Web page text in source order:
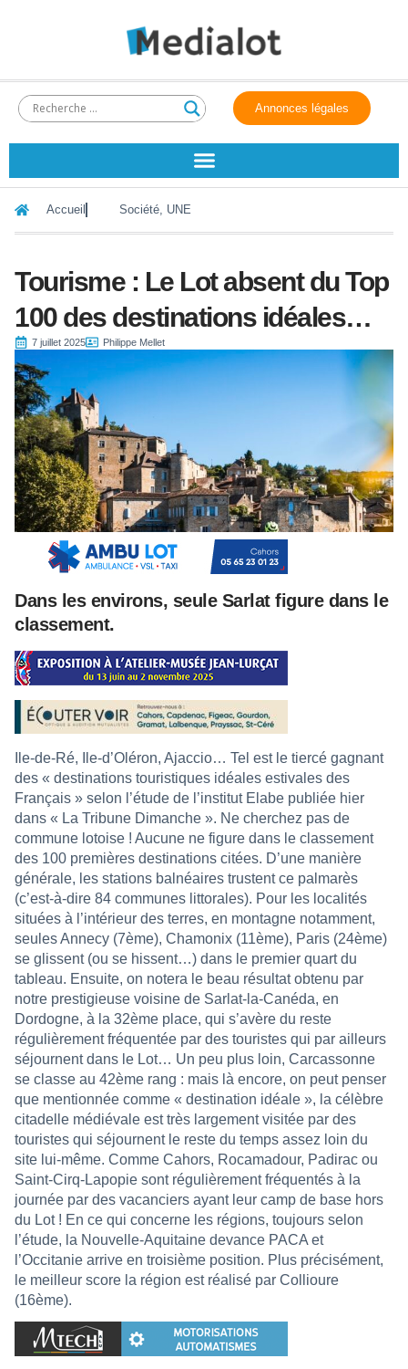
Annonces légales
Accueil Société, UNE
Tourisme : Le Lot absent du Top
100 des destinations idéales…
7 juillet 2025 Philippe Mellet
Dans les environs, seule Sarlat figure dans le
classement.
Ile-de-Ré, Ile-d’Oléron, Ajaccio… Tel est le tiercé gagnant
des « destinations touristiques idéales estivales des
Français » selon l’étude de l’institut Elabe publiée hier
dans « La Tribune Dimanche ». Ne cherchez pas de
commune lotoise ! Aucune ne figure dans le classement
des 100 premières destinations citées. D’une manière
générale, les stations balnéaires trustent ce palmarès
(c’est-à-dire 84 communes littorales). Pour les localités
situées à l’intérieur des terres, en montagne notamment,
seules Annecy (7ème), Chamonix (11ème), Paris (24ème)
se glissent (ou se hissent…) dans le premier quart du
tableau. Ensuite, on notera le beau résultat obtenu par
notre prestigieuse voisine de Sarlat-la-Canéda, en
Dordogne, à la 32ème place, qui s’avère du reste
régulièrement fréquentée par des touristes qui par ailleurs
séjournent dans le Lot… Un peu plus loin, Carcassonne
se classe au 42ème rang : mais là encore, on peut penser
que mentionnée comme « destination idéale », la célèbre
citadelle médiévale est très largement visitée par des
touristes qui séjournent le reste du temps assez loin du
site lui-même. Comme Cahors, Rocamadour, Padirac ou
Saint-Cirq-Lapopie sont régulièrement fréquentés à la
journée par des vacanciers ayant leur camp de base hors
du Lot ! En ce qui concerne les régions, toujours selon
l’étude, la Nouvelle-Aquitaine devance PACA et
l’Occitanie arrive en troisième position. Plus précisément,
le meilleur score la région est réalisé par Collioure
(16ème).